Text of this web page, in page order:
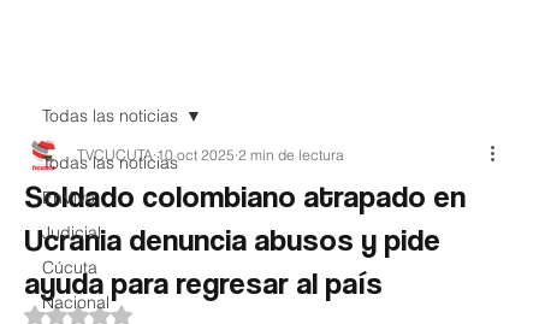
Todas las noticias
EnVivo
Judicial
Cúcuta
Nacional
Todas las noticias
Soldado colombiano atrapado en
Ucrania denuncia abusos y pide
ayuda para regresar al país
TVCUCUTA 10 oct 2025 2 min de lectura
Obtuvo NaN de 5 estrellas.